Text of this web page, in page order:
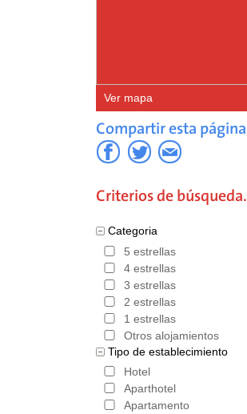
Ver mapa
Compartir esta página
Criterios de búsqueda.
Categoria
5 estrellas
4 estrellas
3 estrellas
2 estrellas
1 estrellas
Otros alojamientos
Tipo de establecimiento
Hotel
Aparthotel
Apartamento